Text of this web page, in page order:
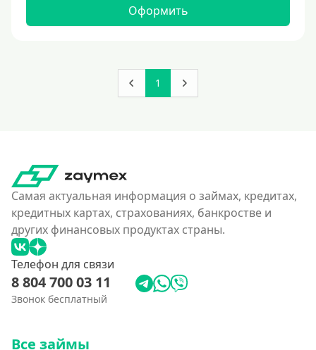
180000 руб
4500000 руб
500000 руб
550000 руб
600 тысяч
650000 руб
700000 руб
750000 руб
850000 руб
Оформить
1
Самая актуальная информация о займах, кредитах,
кредитных картах, страхованиях, банкростве и
других финансовых продуктах страны.
Телефон для связи
8 804 700 03 11
Звонок бесплатный
Все займы